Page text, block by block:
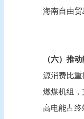
海南自由贸
（六）推
源消费比重
燃煤机组
高电能占